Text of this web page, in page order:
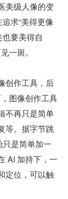
美级人像的变
求“美得更像
要美得自
一斑。
创作工具，后
图像创作工具
不再只是简单
等。据字节跳
是简单加一
AI 加持下，一
定位，可以触